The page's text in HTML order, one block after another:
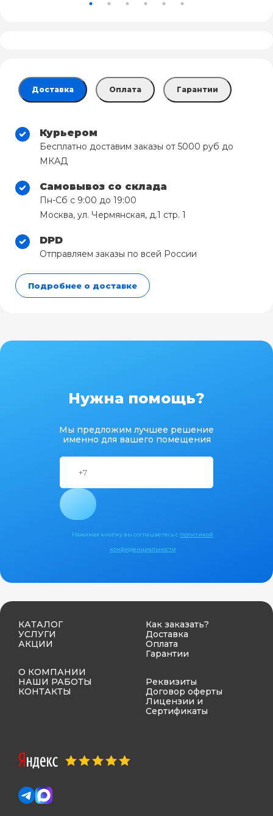
Доставка Оплата Гарантии
Курьером
Бесплатно доставим заказы от 5000 руб до
МКАД
Самовывоз со склада
Пн-Сб с 9:00 до 19:00
Москва, ул. Чермянская, д.1 стр. 1
DPD
Отправляем заказы по всей России
Подробнее о доставке
Нужна помощь?
Мы предложим лучшее решение
именно для вашего помещения
Нажимая кнопку вы соглашаетесь с политикой
конфиденциальности
КАТАЛОГ
УСЛУГИ
АКЦИИ
О КОМПАНИИ
НАШИ РАБОТЫ
КОНТАКТЫ
Как заказать?
Доставка
Оплата
Гарантии
Реквизиты
Договор оферты
Лицензии и
Сертификаты